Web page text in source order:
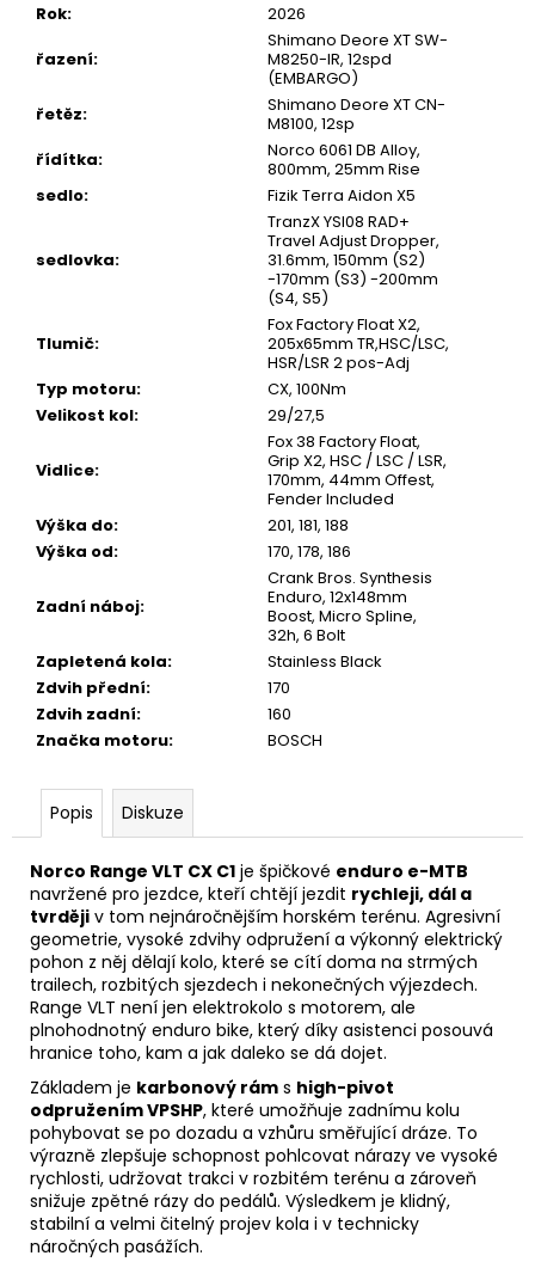
Rok:
2026
řazení:
Shimano Deore XT SW-
M8250-IR, 12spd
(EMBARGO)
řetěz:
Shimano Deore XT CN-
M8100, 12sp
řídítka:
Norco 6061 DB Alloy,
800mm, 25mm Rise
sedlo: Fizik Terra Aidon X5
sedlovka:
TranzX YSI08 RAD+
Travel Adjust Dropper,
31.6mm, 150mm (S2)
-170mm (S3) -200mm
(S4, S5)
Tlumič:
Fox Factory Float X2,
205x65mm TR,HSC/LSC,
HSR/LSR 2 pos-Adj
Typ motoru:
CX, 100Nm
Velikost kol: 29/27,5
Vidlice:
Fox 38 Factory Float,
Grip X2, HSC / LSC / LSR,
170mm, 44mm Offest,
Fender Included
Výška do:
201, 181, 188
Výška od: 170, 178, 186
Zadní náboj:
Crank Bros. Synthesis
Enduro, 12x148mm
Boost, Micro Spline,
32h, 6 Bolt
Zapletená kola:
Stainless Black
Zdvih přední:
170
Zdvih zadní:
160
Značka motoru: BOSCH
Popis Diskuze
Norco Range VLT CX C1 je špičkové enduro e-MTB
navržené pro jezdce, kteří chtějí jezdit rychleji, dál a
tvrději v tom nejnáročnějším horském terénu. Agresivní
geometrie, vysoké zdvihy odpružení a výkonný elektrický
pohon z něj dělají kolo, které se cítí doma na strmých
trailech, rozbitých sjezdech i nekonečných výjezdech.
Range VLT není jen elektrokolo s motorem, ale
plnohodnotný enduro bike, který díky asistenci posouvá
hranice toho, kam a jak daleko se dá dojet.
Základem je karbonový rám s high-pivot
odpružením VPSHP, které umožňuje zadnímu kolu
pohybovat se po dozadu a vzhůru směřující dráze. To
výrazně zlepšuje schopnost pohlcovat nárazy ve vysoké
rychlosti, udržovat trakci v rozbitém terénu a zároveň
snižuje zpětné rázy do pedálů. Výsledkem je klidný,
stabilní a velmi čitelný projev kola i v technicky
náročných pasážích.